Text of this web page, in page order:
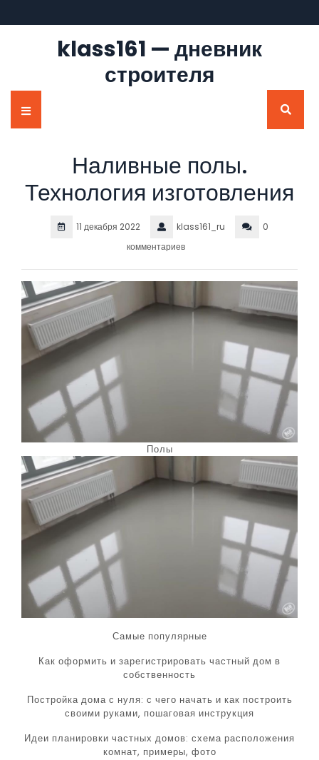
к
содержимомуklass161 — дневник
строителя
Кнопка
Наливные полы.
Технология изготовления
11 декабря 2022 klass161_ru
0
комментариев
Полы
Самые популярные
Как оформить и зарегистрировать частный дом в
собственность
Постройка дома с нуля: с чего начать и как построить
своими руками, пошаговая инструкция
Идеи планировки частных домов: схема расположения
комнат, примеры, фото